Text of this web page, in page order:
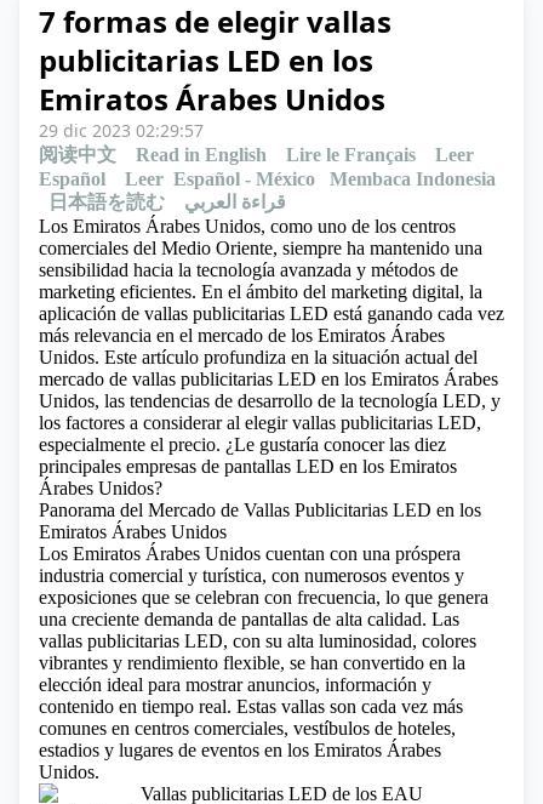
7 formas de elegir vallas
publicitarias LED en los
Emiratos Árabes Unidos
29 dic 2023 02:29:57
阅读中文 Read in English Lire le Français
Leer
Español
Leer Español - México
Membaca Indonesia
日本語を読む
قراءة العربي
Los Emiratos Árabes Unidos, como uno de los centros
comerciales del Medio Oriente, siempre ha mantenido una
sensibilidad hacia la tecnología avanzada y métodos de
marketing eficientes. En el ámbito del marketing digital, la
aplicación de vallas publicitarias LED está ganando cada vez
más relevancia en el mercado de los Emiratos Árabes
Unidos. Este artículo profundiza en la situación actual del
mercado de vallas publicitarias LED en los Emiratos Árabes
Unidos, las tendencias de desarrollo de la tecnología LED, y
los factores a considerar al elegir vallas publicitarias LED,
especialmente el precio. ¿Le gustaría conocer las diez
principales empresas de pantallas LED en los Emiratos
Árabes Unidos?
Panorama del Mercado de Vallas Publicitarias LED en los
Emiratos Árabes Unidos
Los Emiratos Árabes Unidos cuentan con una próspera
industria comercial y turística, con numerosos eventos y
exposiciones que se celebran con frecuencia, lo que genera
una creciente demanda de pantallas de alta calidad. Las
vallas publicitarias LED, con su alta luminosidad, colores
vibrantes y rendimiento flexible, se han convertido en la
elección ideal para mostrar anuncios, información y
contenido en tiempo real. Estas vallas son cada vez más
comunes en centros comerciales, vestíbulos de hoteles,
estadios y lugares de eventos en los Emiratos Árabes
Unidos.